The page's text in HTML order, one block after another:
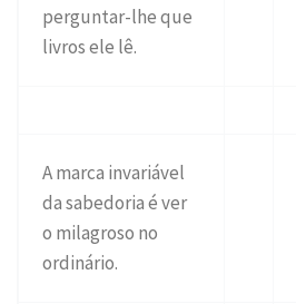
perguntar-lhe que
livros ele lê.
A marca invariável
da sabedoria é ver
o milagroso no
ordinário.